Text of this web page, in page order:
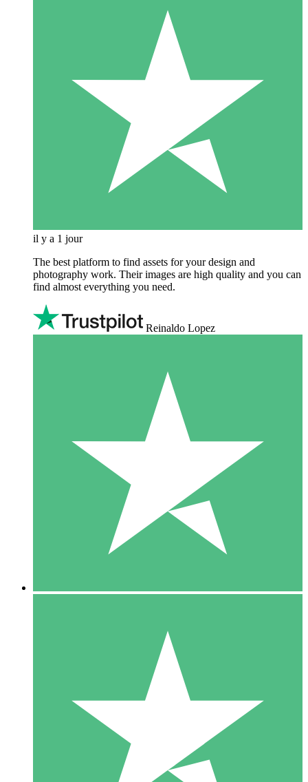
il y a 1 jour
The best platform to find assets for your design and
photography work. Their images are high quality and you can
find almost everything you need.
Reinaldo Lopez